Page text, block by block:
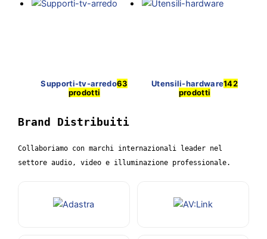
Supporti-tv-arredo63
prodotti
Utensili-hardware142
prodotti
Brand Distribuiti
Collaboriamo con marchi internazionali leader nel
settore audio, video e illuminazione professionale.